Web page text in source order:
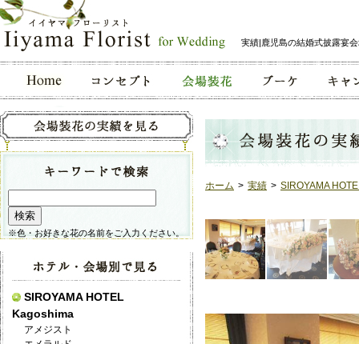
実績|鹿児島の結婚式披露宴
ホーム > 実績 > SIROYAMA
※色・お好きな花の名前をご入力ください。
SIROYAMA HOTEL
Kagoshima
アメジスト